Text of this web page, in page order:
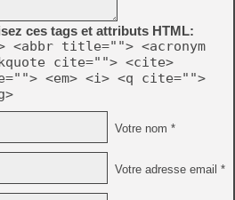
ces tags et attributs HTML:
title=""> <acronym
cite=""> <cite>
<em> <i> <q cite="">
Votre nom *
Votre adresse email *